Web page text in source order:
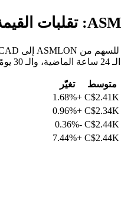
متوسط
تغيّر
C$2.41K
+1.68%
C$2.34K
+0.96%
C$2.44K
-0.36%
C$2.44K
+7.44%